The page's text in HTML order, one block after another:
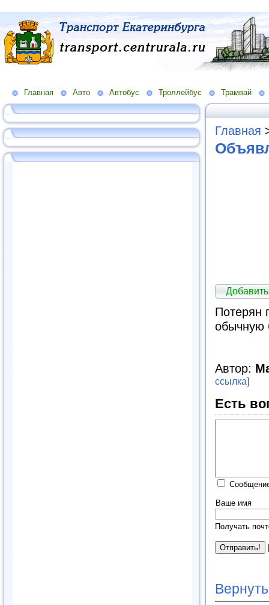
Главная Авто Автобус Троллейбус Трамвай
Главная
Потерян
обычную
Автор:
ссылка]
Есть
Ваше имя
Получать